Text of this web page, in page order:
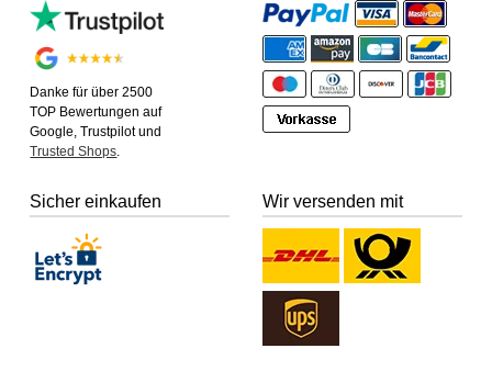
Danke für über 2500
TOP Bewertungen auf
Google, Trustpilot und
Trusted Shops.
Sicher einkaufen Wir versenden mit